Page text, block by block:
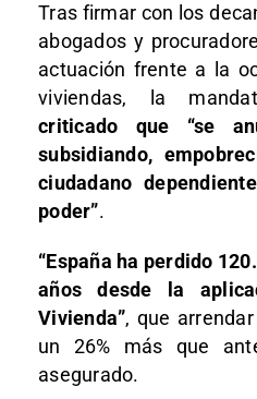
Tras firmar con los
abogados y
actuación frente a la
viviendas, la
criticado que “se
subsidiando,
ciudadano
poder”.
“España ha perdido
años desde la
Vivienda”, que
un 26% más que
asegurado.